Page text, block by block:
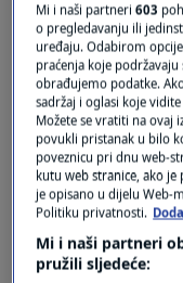
Mi i naši partneri603
o pregledavanju ili
uređaju. Odabirom
praćenja koje
obrađujemo podatke.
sadržaj i oglasi koje
Možete se vratiti na ovaj
povukli pristanak u bilo
poveznicu pri dnu web-
kutu web stranice, ako
je opisano u dijelu Web-
Politiku privatnosti.
Mi i naši partneri
pružili sljedeće: